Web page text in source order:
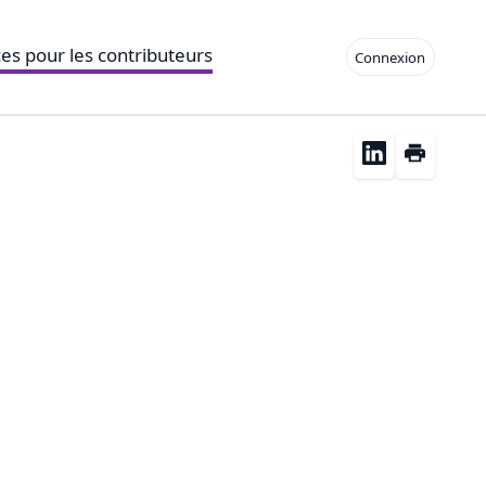
Connexion
pour les contributeurs